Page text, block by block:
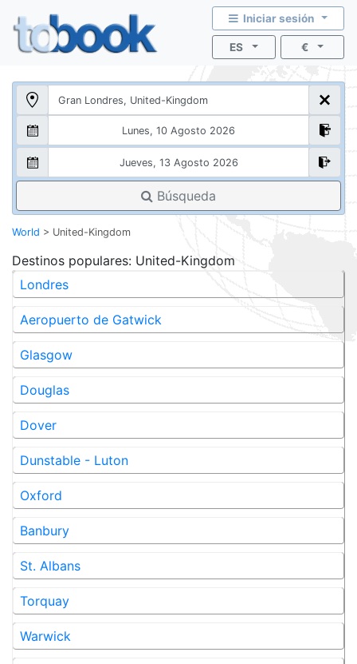
Iniciar sesión
ES €
Búsqueda
World > United-Kingdom
Destinos populares: United-Kingdom
Londres
Aeropuerto de Gatwick
Glasgow
Douglas
Dover
Dunstable - Luton
Oxford
Banbury
St. Albans
Torquay
Warwick